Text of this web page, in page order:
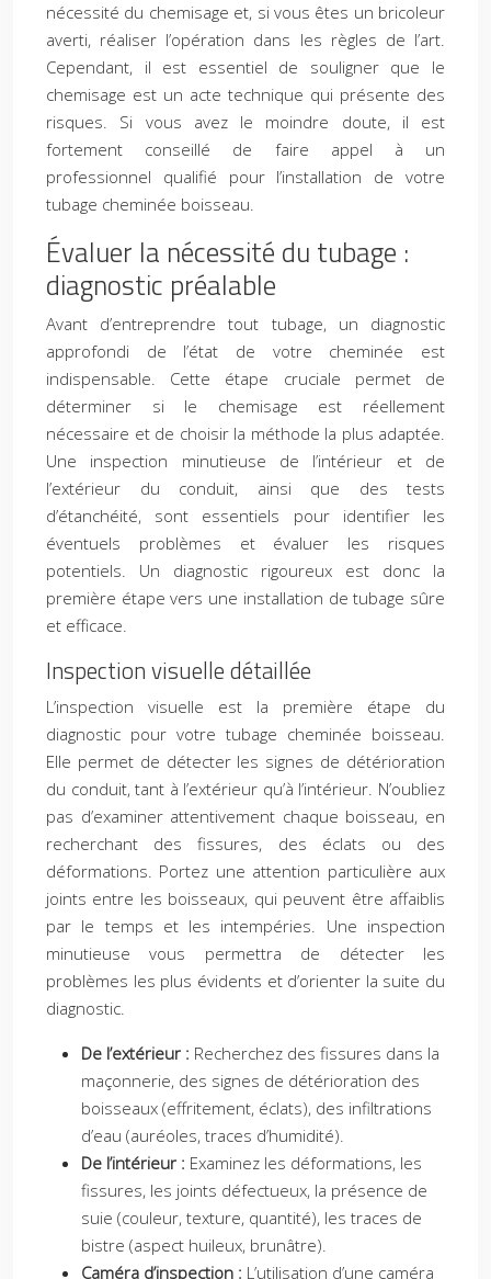
nécessité du chemisage et, si vous êtes un bricoleur
averti, réaliser l’opération dans les règles de l’art.
Cependant, il est essentiel de souligner que le
chemisage est un acte technique qui présente des
risques. Si vous avez le moindre doute, il est
fortement conseillé de faire appel à un
professionnel qualifié pour l’installation de votre
tubage cheminée boisseau.
Évaluer la nécessité du tubage :
diagnostic préalable
Avant d’entreprendre tout tubage, un diagnostic
approfondi de l’état de votre cheminée est
indispensable. Cette étape cruciale permet de
déterminer si le chemisage est réellement
nécessaire et de choisir la méthode la plus adaptée.
Une inspection minutieuse de l’intérieur et de
l’extérieur du conduit, ainsi que des tests
d’étanchéité, sont essentiels pour identifier les
éventuels problèmes et évaluer les risques
potentiels. Un diagnostic rigoureux est donc la
première étape vers une installation de tubage sûre
et efficace.
Inspection visuelle détaillée
L’inspection visuelle est la première étape du
diagnostic pour votre tubage cheminée boisseau.
Elle permet de détecter les signes de détérioration
du conduit, tant à l’extérieur qu’à l’intérieur. N’oubliez
pas d’examiner attentivement chaque boisseau, en
recherchant des fissures, des éclats ou des
déformations. Portez une attention particulière aux
joints entre les boisseaux, qui peuvent être affaiblis
par le temps et les intempéries. Une inspection
minutieuse vous permettra de détecter les
problèmes les plus évidents et d’orienter la suite du
diagnostic.
De l’extérieur : Recherchez des fissures dans la
maçonnerie, des signes de détérioration des
boisseaux (effritement, éclats), des infiltrations
d’eau (auréoles, traces d’humidité).
De l’intérieur : Examinez les déformations, les
fissures, les joints défectueux, la présence de
suie (couleur, texture, quantité), les traces de
bistre (aspect huileux, brunâtre).
Caméra d’inspection : L’utilisation d’une caméra